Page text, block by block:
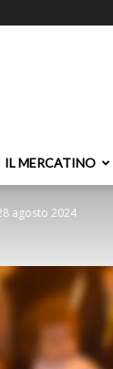
IL MERCATINO
agosto 2024